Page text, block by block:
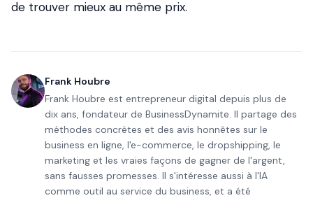
de trouver mieux au même prix.
Frank Houbre
Frank Houbre est entrepreneur digital depuis plus de
dix ans, fondateur de BusinessDynamite. Il partage des
méthodes concrètes et des avis honnêtes sur le
business en ligne, l'e-commerce, le dropshipping, le
marketing et les vraies façons de gagner de l'argent,
sans fausses promesses. Il s'intéresse aussi à l'IA
comme outil au service du business, et a été